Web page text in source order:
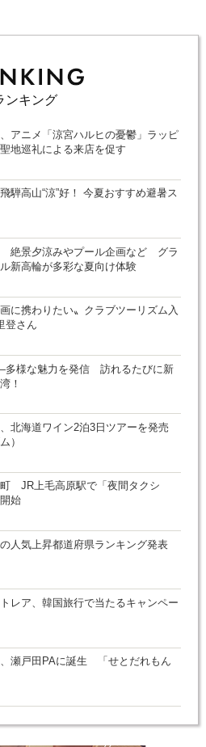
ンキング
アニメ「涼宮ハルヒの憂鬱」ラッピ
地巡礼による来店を促す
騨高山“涼”好！ 今夏おすすめ避暑ス
絶景夕涼みやプール企画など グラ
新高輪が多彩な夏向け体験
画に携わりたい〟クラブツーリズム入
登さん
多様な魅力を発信 訪れるたびに新
！
北海道ワイン2泊3日ツアーを発売
）
JR上毛高原駅で「夜間タクシ
始
人気上昇都道府県ランキング発表
レア、韓国旅行で当たるキャンペー
瀬戸田PAに誕生 「せとだれもん